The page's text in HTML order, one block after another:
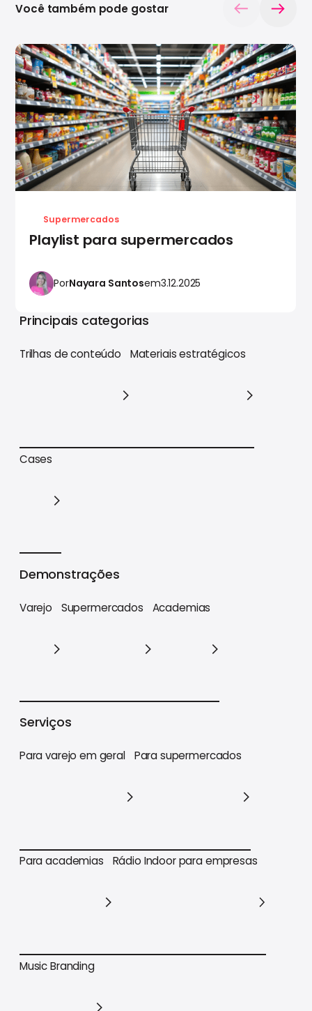
Supermercados
Playlist para supermercados
PorNayara Santosem3.12.2025
Você também pode gostar
Principais categorias
Trilhas de conteúdo
Trilhas de conteúdo
Materiais estratégicos
Cases
Demonstrações
Varejo Supermercados Academias
Serviços
Para varejo em geral
Para varejo em geral
Para supermercados
Para supermercados
Para academias
Para academias
Rádio Indoor para empresas
Music Branding